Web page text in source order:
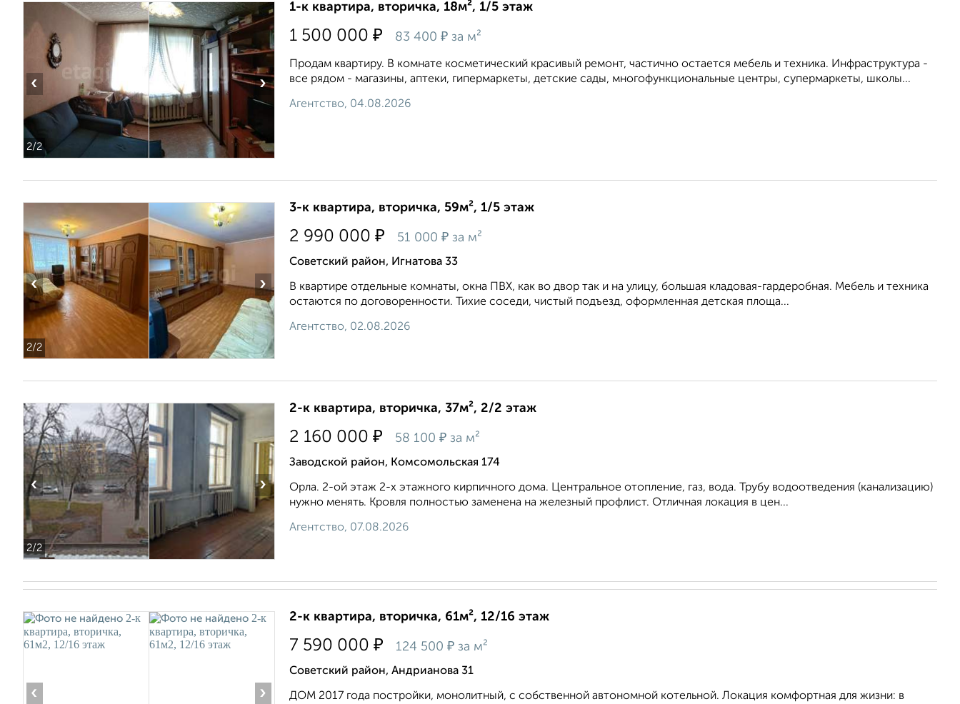
2/2
‹ ›
1-к квартира, вторичка, 18м², 1/5 этаж
1 500 000 ₽ 83 400 ₽ за м²
Продам квартиру. В комнате косметический красивый ремонт, частично остается мебель и техника. Инфраструктура -
все рядом - магазины, аптеки, гипермаркеты, детские сады, многофункциональные центры, супермаркеты, школы...
Агентство, 04.08.2026
2/2
‹ ›
3-к квартира, вторичка, 59м², 1/5 этаж
2 990 000 ₽ 51 000 ₽ за м²
Советский район, Игнатова 33
В квартире отдельные комнаты, окна ПВХ, как во двор так и на улицу, большая кладовая-гардеробная. Мебель и техника
остаются по договоренности. Тихие соседи, чистый подъезд, оформленная детская площа...
Агентство, 02.08.2026
2/2
‹ ›
2-к квартира, вторичка, 37м², 2/2 этаж
2 160 000 ₽ 58 100 ₽ за м²
Заводской район, Комсомольская 174
Орла. 2-ой этаж 2-х этажного кирпичного дома. Центральное отопление, газ, вода. Трубу водоотведения (канализацию)
нужно менять. Кровля полностью заменена на железный профлист. Отличная локация в цен...
Агентство, 07.08.2026
‹ ›
2-к квартира, вторичка, 61м², 12/16 этаж
7 590 000 ₽ 124 500 ₽ за м²
Советский район, Андрианова 31
ДОМ 2017 года постройки, монолитный, с собственной автономной котельной. Локация комфортная для жизни: в